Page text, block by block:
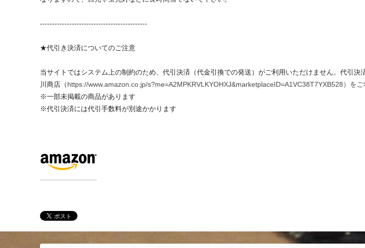
--------------------------------------------
★代引き決済についてのご注意
当サイトではシステム上の制約のため、代引決済（代金引換での発送）がご利用いただけません。代引
川商店（https://www.amazon.co.jp/s?me=A2MPKRVLKYOHXJ&marketplaceID=A1VC38T7YXB528）をご
※一部未掲載の商品があります
※代引決済には代引手数料が別途かかります